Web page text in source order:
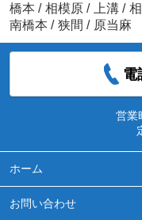
橋本 / 相模原 / 上溝 /
南橋本 / 狭間 / 原当麻
電
営業
ホーム
お問い合わせ